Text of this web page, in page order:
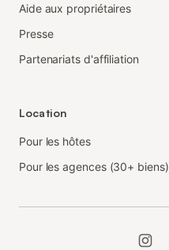
Aide aux propriétaires
Presse
Partenariats d'affiliation
Location
Pour les hôtes
Pour les agences (30+ biens)